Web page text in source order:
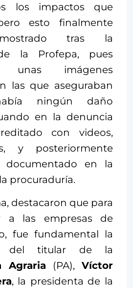
los impactos que
esto finalmente
tras la
la Profepa, pues
unas imágenes
las que aseguraban
ningún daño
en la denuncia
con videos,
y posteriormente
documentado en la
procuraduría.
destacaron que para
a las empresas de
fue fundamental la
del titular de la
Agraria (PA), Víctor
, la presidenta de la